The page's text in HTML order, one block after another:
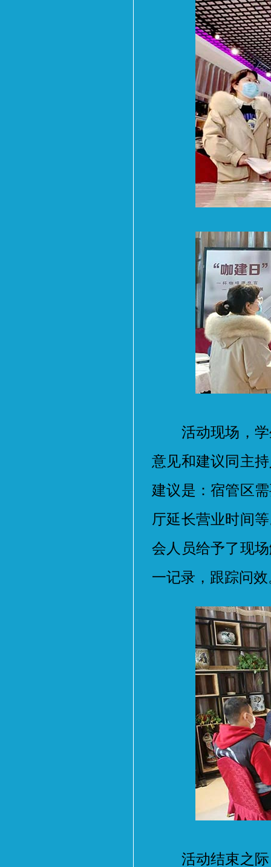
活动现场，学
意见和建议同主
建议是：宿管区
厅延长营业时间
会人员给予了现
一记录，跟踪问效
活动结束之际